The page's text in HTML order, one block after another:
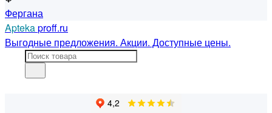
Фергана
Aptekaproff.ru
Выгодные предложения. Акции. Доступные цены.